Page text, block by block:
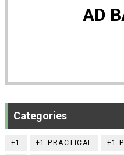
AD
Categories
+1 +1 PRACTICAL +1